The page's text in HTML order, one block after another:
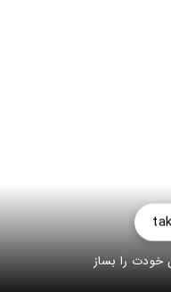
خودت را بساز